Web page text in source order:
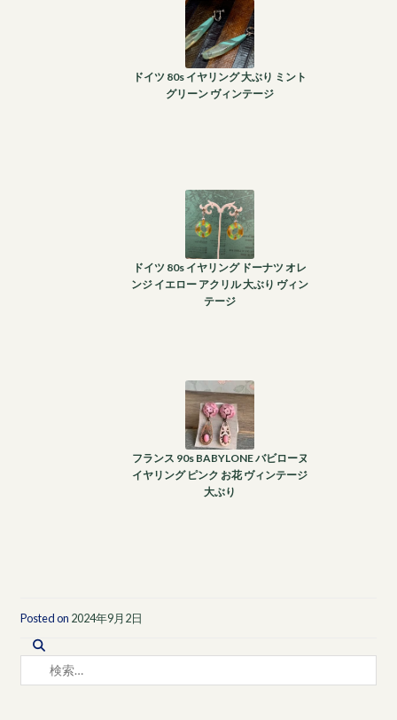
ドイツ 80s イヤリング 大ぶり ミント
グリーン ヴィンテージ
ドイツ 80s イヤリング ドーナツ オレ
ンジ イエロー アクリル 大ぶり ヴィン
テージ
フランス 90s BABYLONE バビローヌ
イヤリング ピンク お花 ヴィンテージ
大ぶり
Posted on 2024年9月2日
索: